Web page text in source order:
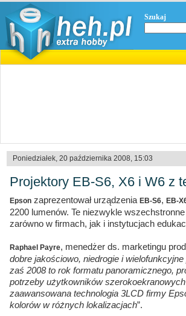
Szukaj
Poniedziałek, 20 października 2008, 15:03
Projektory EB-S6, X6 i W6 z
Epson zaprezentował urządzenia EB-S6, EB-
2200 lumenów. Te niezwykle
zarówno w firmach, jak i instytucjach
Raphael Payre, menedżer ds. marketingu
dobre jakościowo, niedrogie i
zaś 2008 to rok formatu panoramicznego,
potrzeby użytkowników
zaawansowana technologia 3LCD firmy
kolorów w różnych lokalizacjach”.